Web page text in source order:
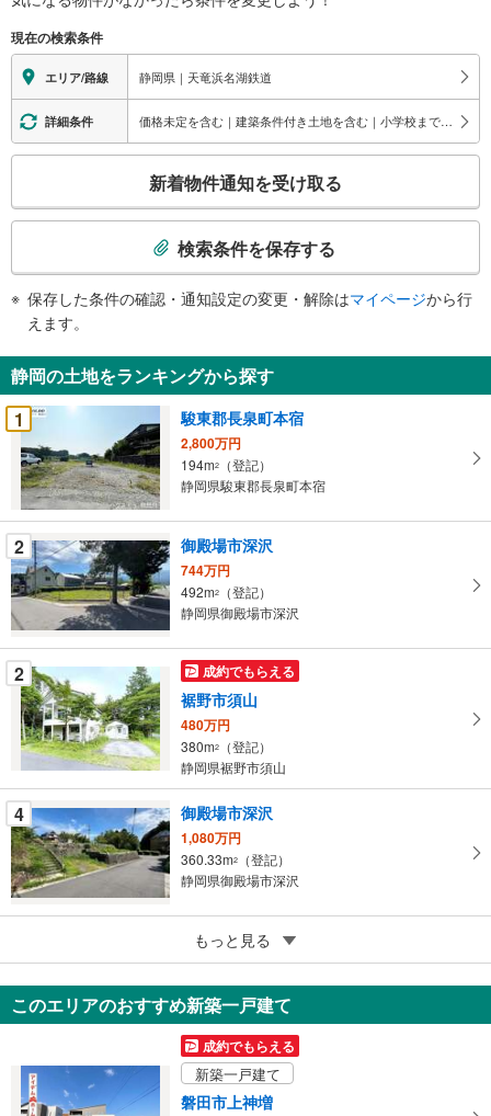
現在の検索条件
エリア/路線 静岡県｜天竜浜名湖鉄道
詳細条件 価格未定を含む｜建築条件付き土地を含む｜小学校まで1km以内
検
知
を
受
け
取
る
・
条
件
を
マ
イ
ペ
ー
ジ
に
保
存
す
る
新着物件通知を受け取る
検索条件を保存する
保存した条件の確認・通知設定の変更・解除はマイページから行
えます。
静岡の土地をランキングから探す
1
駿東郡長泉町本宿
2,800万円
194m2
（登記）
静岡県駿東郡長泉町本宿
2 御殿場市深沢
744万円
492m2
（登記）
静岡県御殿場市深沢
2 成約でもらえる
裾野市須山
480万円
380m2
（登記）
静岡県裾野市須山
4 御殿場市深沢
1,080万円
360.33m2
（登記）
静岡県御殿場市深沢
成約でもらえる
浜松市浜名区中瀬
430万円
475m2（登記）
静岡県浜松市浜名区中瀬
もっと見る
このエリアのおすすめ新築一戸建て
成約でもらえる
新築一戸建て
磐田市上神増